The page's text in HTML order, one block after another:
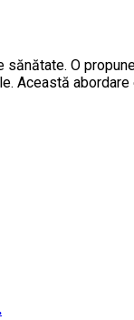
O
Această